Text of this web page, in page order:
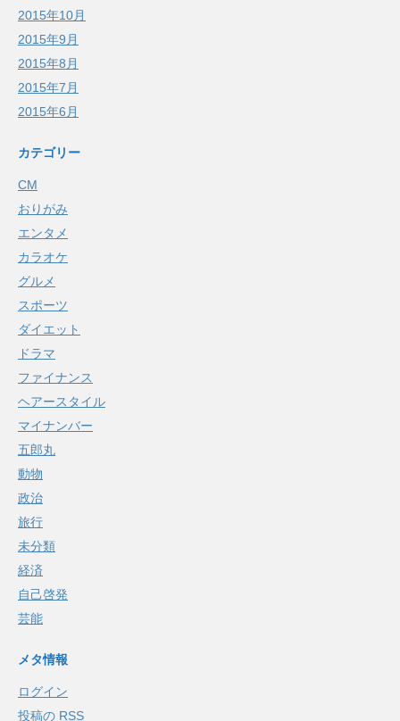
2015年10月
2015年9月
2015年8月
2015年7月
2015年6月
カテゴリー
CM
おりがみ
エンタメ
カラオケ
グルメ
スポーツ
ダイエット
ドラマ
ファイナンス
ヘアースタイル
マイナンバー
五郎丸
動物
政治
旅行
未分類
経済
自己啓発
芸能
メタ情報
ログイン
投稿の RSS